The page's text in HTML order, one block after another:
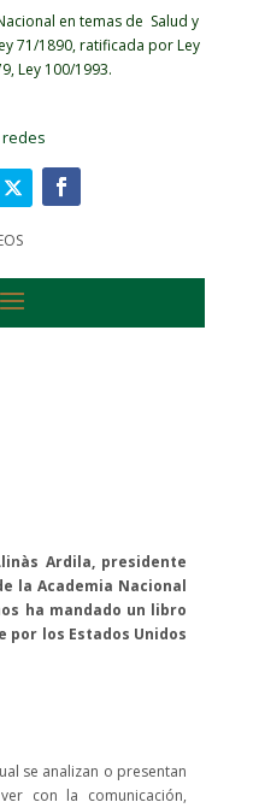
en temas de Salud y
71/1890, ratificada por Ley
Ley 100/1993.
Ardila, presidente
la Academia Nacional
ha mandado un libro
por los Estados Unidos
se analizan o presentan
con la comunicación,